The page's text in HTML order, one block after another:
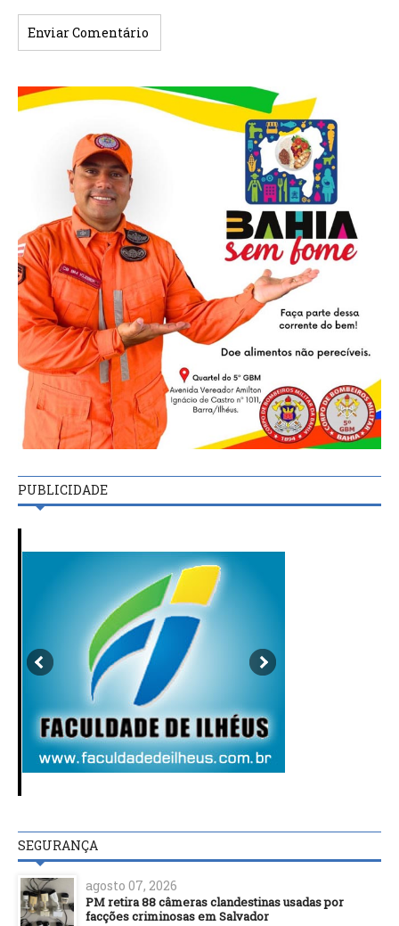
PUBLICIDADE
SEGURANÇA
agosto 07, 2026
PM retira 88 câmeras clandestinas usadas por
facções criminosas em Salvador